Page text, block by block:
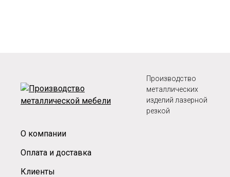
Производство
металлических
изделий лазерной
резкой
О компании
Оплата и доставка
Клиенты